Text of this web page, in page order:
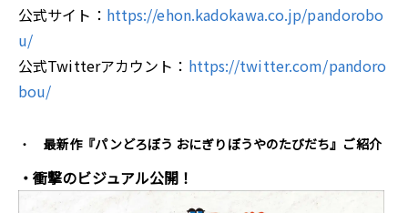
公式サイト： https://ehon.kadokawa.co.jp/pandorobo
u/
公式Twitterアカウント： https://twitter.com/pandoro
bou/
最新作『パンどろぼう おにぎりぼうやのたびだち』ご紹介
・衝撃のビジュアル公開！